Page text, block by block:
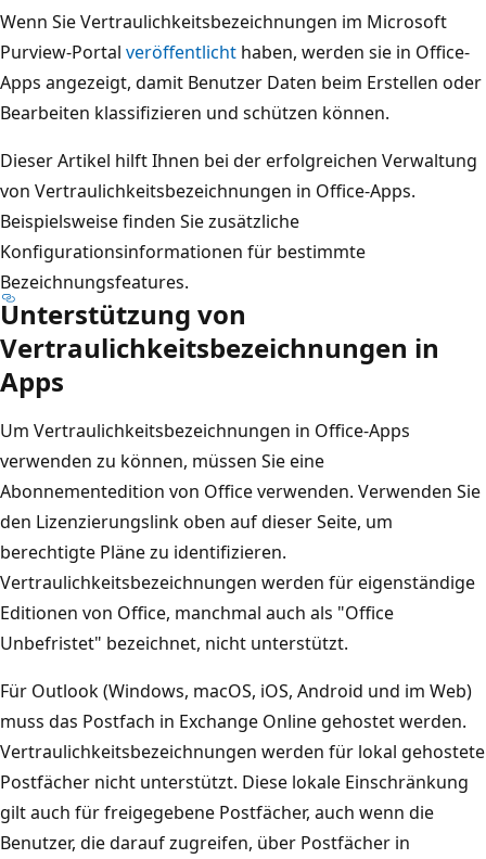
Wenn Sie Vertraulichkeitsbezeichnungen im Microsoft
Purview-Portal veröffentlicht haben, werden sie in Office-
Apps angezeigt, damit Benutzer Daten beim Erstellen oder
Bearbeiten klassifizieren und schützen können.
Dieser Artikel hilft Ihnen bei der erfolgreichen Verwaltung
von Vertraulichkeitsbezeichnungen in Office-Apps.
Beispielsweise finden Sie zusätzliche
Konfigurationsinformationen für bestimmte
Bezeichnungsfeatures.
Unterstützung von
Vertraulichkeitsbezeichnungen in
Apps
Um Vertraulichkeitsbezeichnungen in Office-Apps
verwenden zu können, müssen Sie eine
Abonnementedition von Office verwenden. Verwenden Sie
den Lizenzierungslink oben auf dieser Seite, um
berechtigte Pläne zu identifizieren.
Vertraulichkeitsbezeichnungen werden für eigenständige
Editionen von Office, manchmal auch als "Office
Unbefristet" bezeichnet, nicht unterstützt.
Für Outlook (Windows, macOS, iOS, Android und im Web)
muss das Postfach in Exchange Online gehostet werden.
Vertraulichkeitsbezeichnungen werden für lokal gehostete
Postfächer nicht unterstützt. Diese lokale Einschränkung
gilt auch für freigegebene Postfächer, auch wenn die
Benutzer, die darauf zugreifen, über Postfächer in